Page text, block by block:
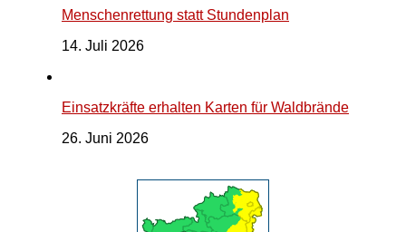
Menschenrettung statt Stundenplan
14. Juli 2026
Einsatzkräfte erhalten Karten für Waldbrände
26. Juni 2026